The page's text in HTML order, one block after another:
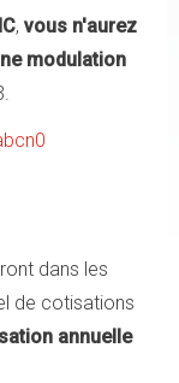
, vous n'aurez
modulation
dans les
de cotisations
annuelle